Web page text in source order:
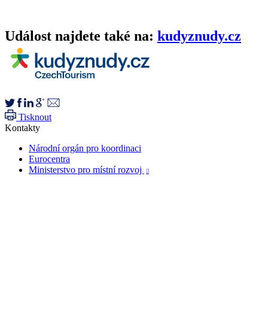
Událost najdete také na: kudyznudy.cz
Tisknout
Kontakty
Národní orgán pro koordinaci
Eurocentra
Ministerstvo pro místní rozvoj
